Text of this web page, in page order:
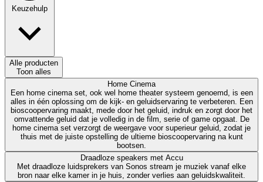
Keuzehulp
Alle producten
Toon alles
Home Cinema
Een home cinema set, ook wel home theater systeem genoemd, is een
alles in één oplossing om de kijk- en geluidservaring te verbeteren. Een
bioscoopervaring maakt, mede door het geluid, indruk en zorgt door het
omvattende geluid dat je volledig in de film, serie of game opgaat. De
home cinema set verzorgt de weergave voor superieur geluid, zodat je
thuis met de juiste opstelling de ultieme bioscoopervaring na kunt
bootsen.
Draadloze speakers met Accu
Met draadloze luidsprekers van Sonos stream je muziek vanaf elke
bron naar elke kamer in je huis, zonder verlies aan geluidskwaliteit.